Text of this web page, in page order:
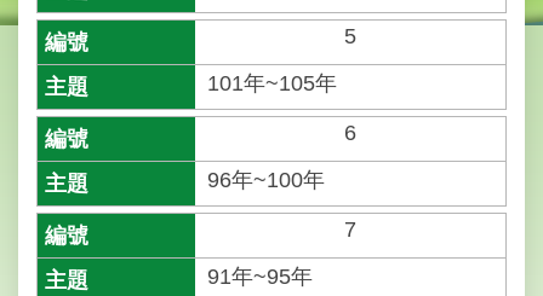
大
安
報
報
綜
合
資
訊
5
101年~105年
6
96年~100年
7
91年~95年